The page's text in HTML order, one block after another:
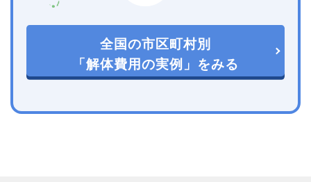
全国の市区町村別
「解体費用の実例」をみる